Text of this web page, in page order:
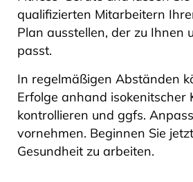
qualifizierten Mitarbeitern
Plan ausstellen, der zu Ihnen
passt.
In regelmäßigen Abständen
Erfolge anhand isokenitscher
kontrollieren und ggfs.
vornehmen. Beginnen Sie
Gesundheit zu arbeiten.